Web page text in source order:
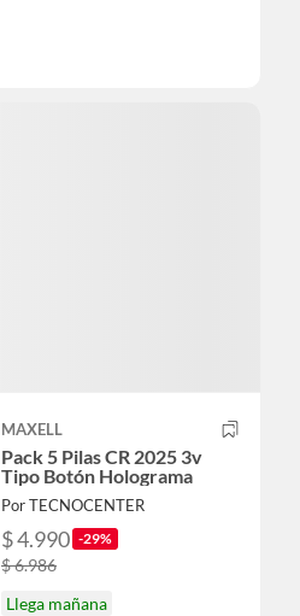
MAXELL
Pack 5 Pilas CR 2025 3v
Tipo Botón Holograma
Por TECNOCENTER
$ 4.990 -29%
$ 6.986
Llega mañana